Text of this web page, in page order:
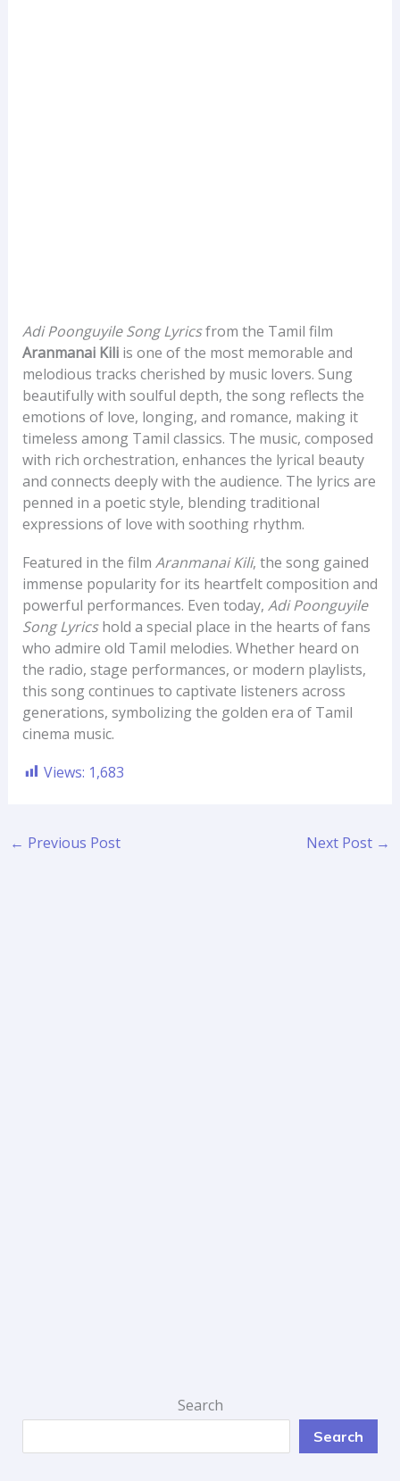
Adi Poonguyile Song Lyricsfrom the Tamil film
Aranmanai Kiliis one of the most memorable and
melodious tracks cherished by music lovers. Sung
beautifully with soulful depth, the song reflects the
emotions of love, longing, and romance, making it
timeless among Tamil classics. The music, composed
with rich orchestration, enhances the lyrical beauty
and connects deeply with the audience. The lyrics are
penned in a poetic style, blending traditional
expressions of love with soothing rhythm.
Featured in the film Aranmanai Kili, the song gained
immense popularity for its heartfelt composition and
powerful performances. Even today, Adi Poonguyile
Song Lyricshold a special place in the hearts of fans
who admire old Tamil melodies. Whether heard on
the radio, stage performances, or modern playlists,
this song continues to captivate listeners across
generations, symbolizing the golden era of Tamil
cinema music.
Views: 1,683
← Previous Post Next Post →
Search
Search